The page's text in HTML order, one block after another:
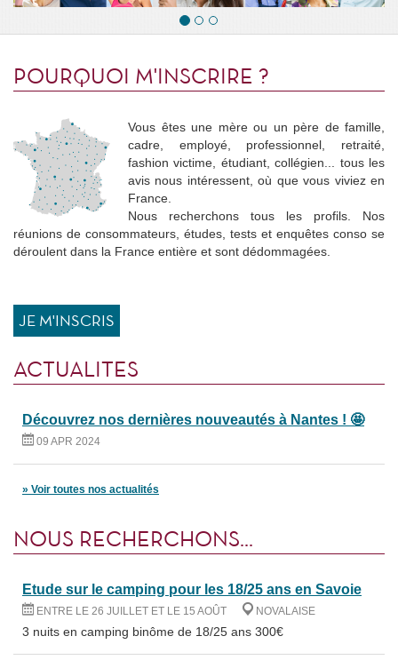
POURQUOI M'INSCRIRE ?
Vous êtes une mère ou un père de famille,
cadre, employé, professionnel, retraité,
fashion victime, étudiant, collégien... tous les
avis nous intéressent, où que vous viviez en
France.
Nous recherchons tous les profils. Nos
réunions de consommateurs, études, tests et enquêtes conso se
déroulent dans la France entière et sont dédommagées.
JE M'INSCRIS
ACTUALITES
Découvrez nos dernières nouveautés à Nantes ! 🤩
09 APR 2024
Voir toutes nos actualités
NOUS RECHERCHONS...
Etude sur le camping pour les 18/25 ans en Savoie
ENTRE LE 26 JUILLET ET LE 15 AOÛT NOVALAISE
3 nuits en camping binôme de 18/25 ans 300€